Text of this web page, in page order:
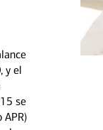
, y el
se